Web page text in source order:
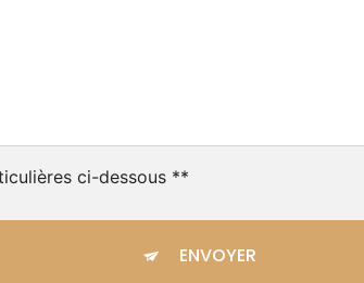
ci-dessous **
ENVOYER